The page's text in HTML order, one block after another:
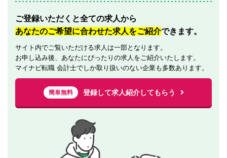
ご登録いただくと全ての求人から
あなたのご希望に合わせた求人をご紹介できます。
サイト内でご覧いただける求人は一部となります。
お申し込み後、あなたにぴったりの求人をご紹介いたします。
マイナビ転職 会計士でしか取り扱いのない企業も多数あります。
簡単無料 登録して求人紹介してもらう